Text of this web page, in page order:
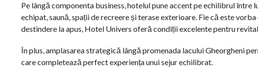
Pe lângă componenta business, hotelul pune accent pe echilibrul
echipat, saună, spații de recreere și terase exterioare. Fie că este
destindere la apus, Hotel Univers oferă condiții excelente pentru
În plus, amplasarea strategică lângă promenada lacului Gheorgheni
care completează perfect experiența unui sejur echilibrat.